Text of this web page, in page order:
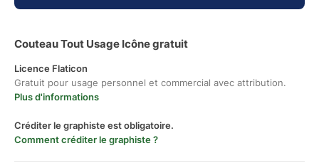
Couteau Tout Usage Icône gratuit
Licence Flaticon
Gratuit pour usage personnel et commercial avec attribution.
Plus d'informations
Créditer le graphiste est obligatoire.
Comment créditer le graphiste ?